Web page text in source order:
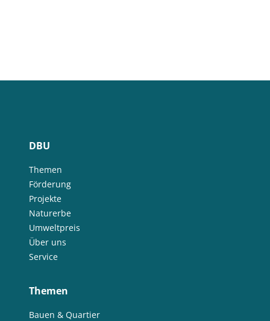
DBU
Themen
Förderung
Projekte
Naturerbe
Umweltpreis
Über uns
Service
Themen
Bauen & Quartier